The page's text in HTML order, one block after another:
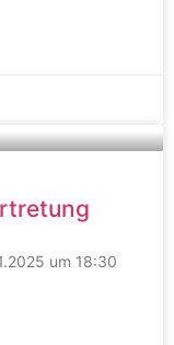
um 18:30